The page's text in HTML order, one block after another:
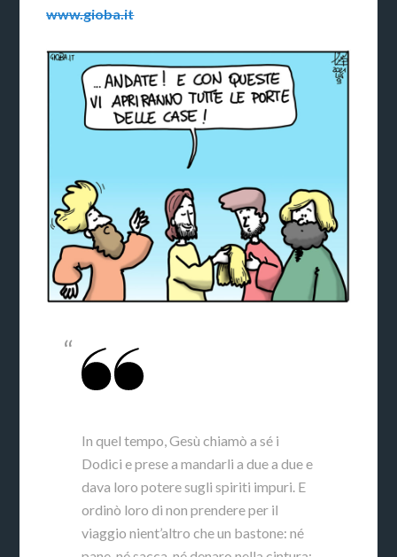
www.gioba.it
In quel tempo, Gesù chiamò a sé i
Dodici e prese a mandarli a due a due e
dava loro potere sugli spiriti impuri. E
ordinò loro di non prendere per il
viaggio nient’altro che un bastone: né